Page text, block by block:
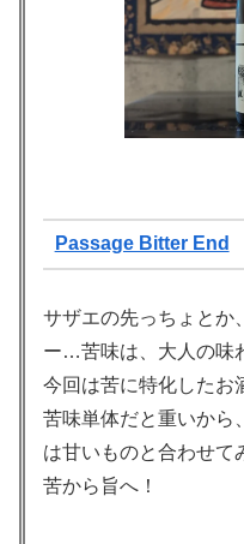
Passage Bitter End
サザエの先っちょとか
ー…苦味は、大人の味
今回は苦に特化したお
苦味単体だと重いから
は甘いものと合わせて
苦から旨へ！